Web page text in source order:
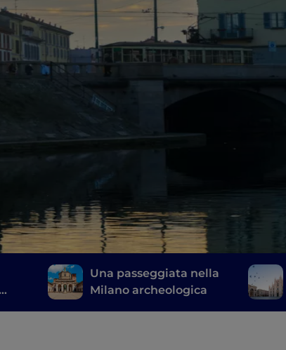
Una passeggiata nella
Milano archeologica